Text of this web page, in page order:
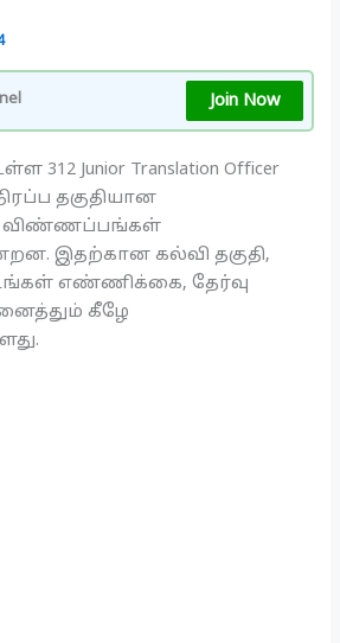
Join Now
312 Junior Translation Officer
தகுதியான
விண்ணப்பங்கள்
இதற்கான கல்வி தகுதி,
எண்ணிக்கை, தேர்வு
கீழே